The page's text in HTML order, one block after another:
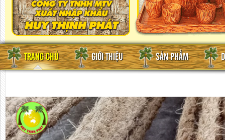
TRANG CHỦ GIỚI THIỆU SẢN PHẨM